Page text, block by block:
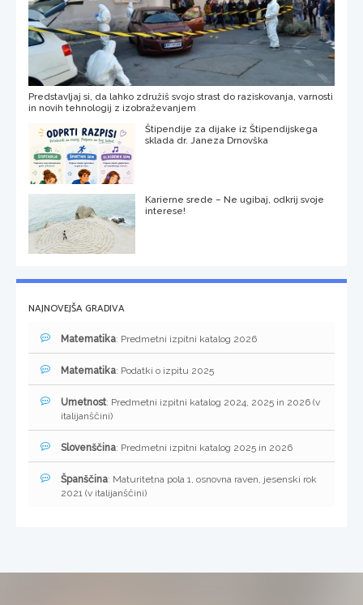
Predstavljaj si, da lahko združiš svojo strast do raziskovanja, varnosti
in novih tehnologij z izobraževanjem
Štipendije za dijake iz Štipendijskega
sklada dr. Janeza Drnovška
Karierne srede – Ne ugibaj, odkrij svoje
interese!
NAJNOVEJŠA GRADIVA
Matematika: Predmetni izpitni katalog 2026
Matematika: Podatki o izpitu 2025
Umetnost: Predmetni izpitni katalog 2024, 2025 in 2026 (v
italijanščini)
Slovenščina: Predmetni izpitni katalog 2025 in 2026
Španščina: Maturitetna pola 1, osnovna raven, jesenski rok
2021 (v italijanščini)